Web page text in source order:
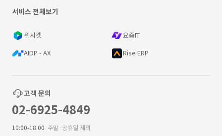
서비스 전체보기
위시켓 요즘IT
AIDP - AX Rise ERP
고객 문의
02-6925-4849
10:00-18:00 주말·공휴일 제외